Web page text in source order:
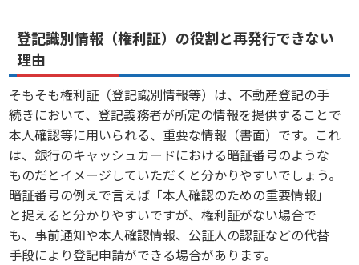
登記識別情報（権利証）の役割と再発行できない
理由
そもそも権利証（登記識別情報等）は、不動産登記の手
続きにおいて、登記義務者が所定の情報を提供することで
本人確認等に用いられる、重要な情報（書面）です。これ
は、銀行のキャッシュカードにおける暗証番号のような
ものだとイメージしていただくと分かりやすいでしょう。
暗証番号の例えで言えば「本人確認のための重要情報」
と捉えると分かりやすいですが、権利証がない場合で
も、事前通知や本人確認情報、公証人の認証などの代替
手段により登記申請ができる場合があります。